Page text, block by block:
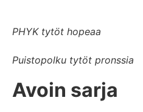
PHYK tytöt hopeaa
Puistopolku tytöt pronssia
Avoin sarja